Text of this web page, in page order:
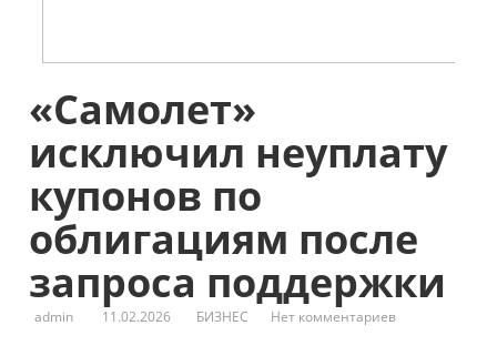
«Самолет»
исключил неуплату
купонов по
облигациям после
запроса поддержки
admin 11.02.2026 БИЗНЕС Нет комментариев